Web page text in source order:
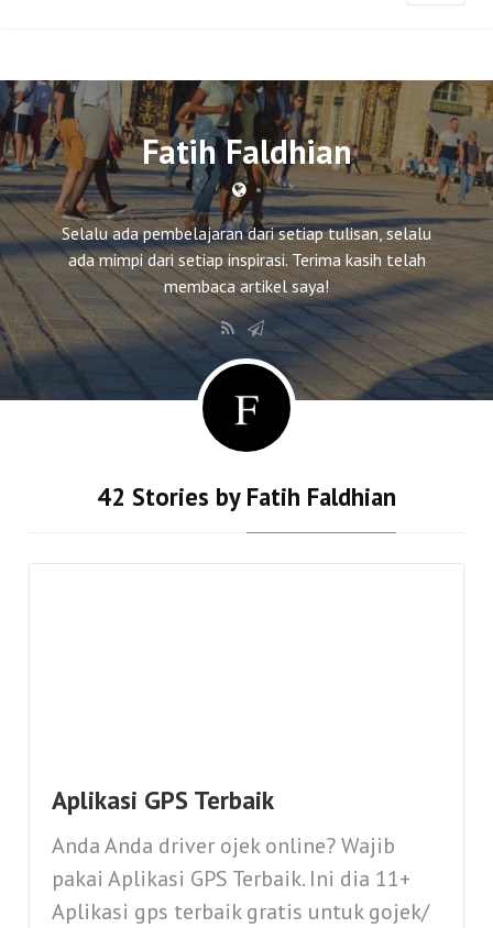
Fatih Faldhian
•
Selalu ada pembelajaran dari setiap tulisan, selalu
ada mimpi dari setiap inspirasi. Terima kasih telah
membaca artikel saya!
42 Stories by Fatih Faldhian
Aplikasi GPS Terbaik
Anda Anda driver ojek online? Wajib
pakai Aplikasi GPS Terbaik. Ini dia 11+
Aplikasi gps terbaik gratis untuk gojek/